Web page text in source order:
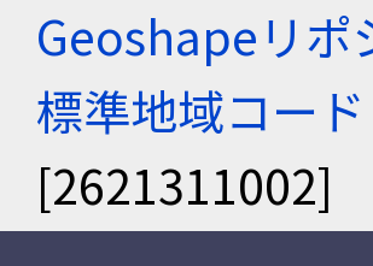
Geoshapeリポ
標準地域コー
[2621311002]